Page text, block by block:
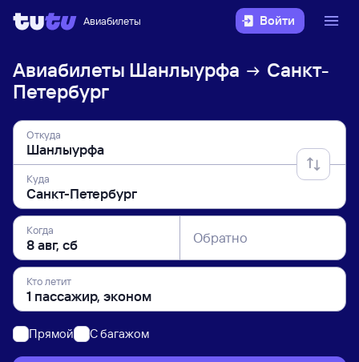
Авиабилеты Войти
Авиабилеты Шанлыурфа
Санкт-
Петербург
Откуда
Куда
Когда Обратно
Кто летит
Прямой C багажом